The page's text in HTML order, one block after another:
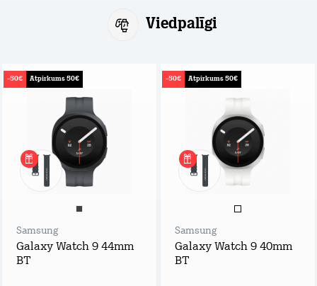
Viedpalīgi
-50€ Atpirkums 50€
Samsung
Galaxy Watch 9 44mm
BT
-50€ Atpirkums 50€
Samsung
Galaxy Watch 9 40mm
BT